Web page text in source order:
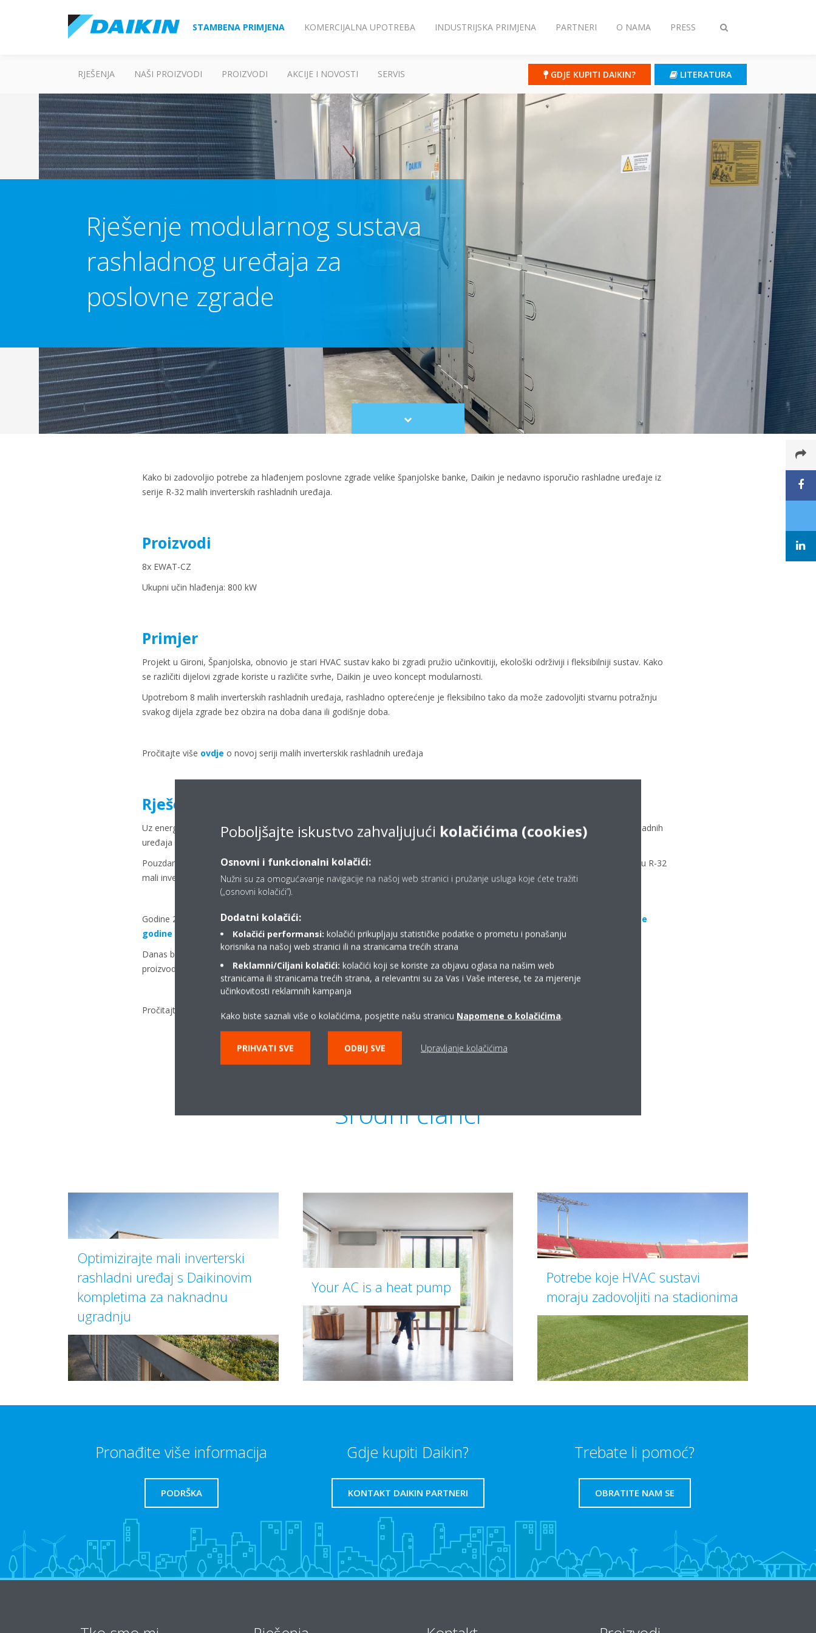
Toggle
STAMBENA PRIMJENA KOMERCIJALNA UPOTREBA INDUSTRIJSKA PRIMJENA PARTNERI O NAMA PRESS
RJEŠENJA NAŠI PROIZVODI PROIZVODI AKCIJE I NOVOSTI SERVIS GDJE KUPITI DAIKIN? LITERATURA
Rješenje modularnog sustava
rashladnog uređaja za
poslovne zgrade
Scroll
to
Kako bi zadovoljio potrebe za hlađenjem poslovne zgrade velike španjolske banke, Daikin je nedavno isporučio rashladne uređaje iz
serije R-32 malih inverterskih rashladnih uređaja.
Proizvodi
8x EWAT-CZ
Ukupni učin hlađenja: 800 kW
Primjer
Projekt u Gironi, Španjolska, obnovio je stari HVAC sustav kako bi zgradi pružio učinkovitiji, ekološki održiviji i fleksibilniji sustav. Kako
se različiti dijelovi zgrade koriste u različite svrhe, Daikin je uveo koncept modularnosti.
Upotrebom 8 malih inverterskih rashladnih uređaja, rashladno opterećenje je fleksibilno tako da može zadovoljiti stvarnu potražnju
svakog dijela zgrade bez obzira na doba dana ili godišnje doba.
Pročitajte više ovdje o novoj seriji malih inverterskik rashladnih uređaja
Rješenje
Uz energetsku učinkovitost, brza isporuka također je bila važna jer je kupac imao kratak rok. Serija R-32 malih inverterskih rashladnih
uređaja uvijek je dostupna sa zaliha što je omogućilo da projekt bude dovršen na vrijeme.
Pouzdanost je također bila važna, a zahvaljujući sveobuhvatnom iskustvu tvrtke Daikin u razvoju R-32 tehnologije, isporučeni su R-32
mali inverterski rashladni uređaji.
Godine 2018. Daikin je bio rani inovator i upisao se u povijest uvođenjem
prvih rashladnih uređaja R-32, nakon kojih su iste
godine slijedile scroll jedinice sa slobodnim hlađenjem, a2020. dizalica topline R-32.
Danas brend Daikin ima najveći broj instalacija R-32 na svijetu. Ovo je svjedočanstvo iskustva, znanja, kvalitete i pouzdanosti
proizvoda R-32.
Pročitajte više ovdje o tome da je Daikin pionir u razvoju R-32 tehnologije
Srodni članci
Optimizirajte mali inverterski
rashladni uređaj s Daikinovim
kompletima za naknadnu
ugradnju
Your AC is a heat pump
Potrebe koje HVAC sustavi
moraju zadovoljiti na stadionima
Pronađite više informacija
PODRŠKA
Gdje kupiti Daikin?
KONTAKT DAIKIN PARTNERI
Trebate li pomoć?
OBRATITE NAM SE
Poboljšajte iskustvo zahvaljujući kolačićima (cookies)
Osnovni i funkcionalni kolačići:
Nužni su za omogućavanje navigacije na našoj web stranici i pružanje usluga koje ćete tražiti
(„osnovni kolačići”).
Dodatni kolačići:
Kolačići performansi: kolačići prikupljaju statističke podatke o prometu i ponašanju
korisnika na našoj web stranici ili na stranicama trećih strana
Reklamni/Ciljani kolačići: kolačići koji se koriste za objavu oglasa na našim web
stranicama ili stranicama trećih strana, a relevantni su za Vas i Vaše interese, te za mjerenje
učinkovitosti reklamnih kampanja
Kako biste saznali više o kolačićima, posjetite našu stranicu Napomene o kolačićima.
PRIHVATI SVE ODBIJ SVE Upravljanje kolačićima